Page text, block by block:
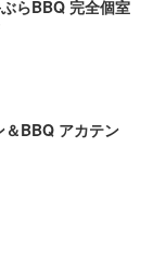
らBBQ 完全個室
＆BBQ アカテン